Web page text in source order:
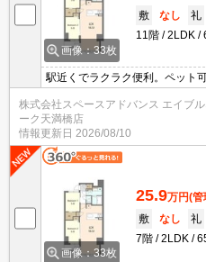
画像：33枚
敷
なし 礼
11階
2LDK
駅近くでラクラク便利。ペット
機 追い炊き機能付き エアコ
問い合わせはエイブルネットワ
株式会社スペースアドバンス エイブ
ーク天満橋店
情報更新日 2026/08/10
画像：33枚
25.9万円(管
敷
なし 礼
7階
2LDK